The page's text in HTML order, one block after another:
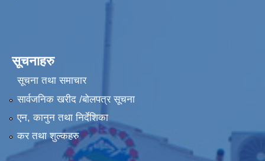
सूचनाहरु
सूचना तथा समाचार
सार्वजनिक खरीद /बोलपत्र सूचना
एन, कानुन तथा निर्देशिका
कर तथा शुल्कहरु